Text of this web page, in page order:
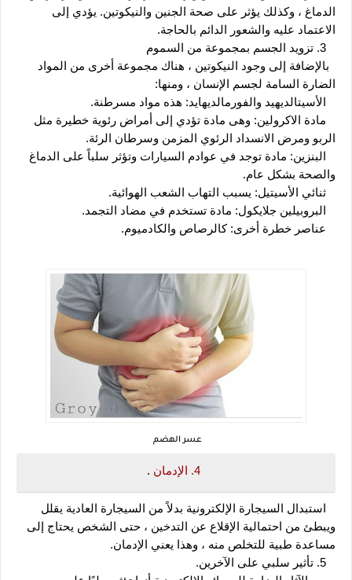
الاعتماد عليه والشعور الدائم بالحاجة.
الضارة السامة لجسم الإنسان ، ومنها:
الأسيتالديهيد والفورمالديهايد: هذه مواد مسرطنة.
الربو ومرض الانسداد الرئوي المزمن وسرطان الرئة.
والصحة بشكل عام.
ثنائي الأسيتيل: يسبب التهاب الشعب الهوائية.
البروبيلين جلايكول: مادة تستخدم في مضاد التجمد.
عناصر خطرة أخرى: كالرصاص والكادميوم.
عسر الهضم
4. الإدمان .
مساعدة طبية للتخلص منه ، وهذا يعني الإدمان.